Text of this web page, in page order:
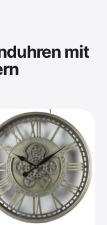
mit